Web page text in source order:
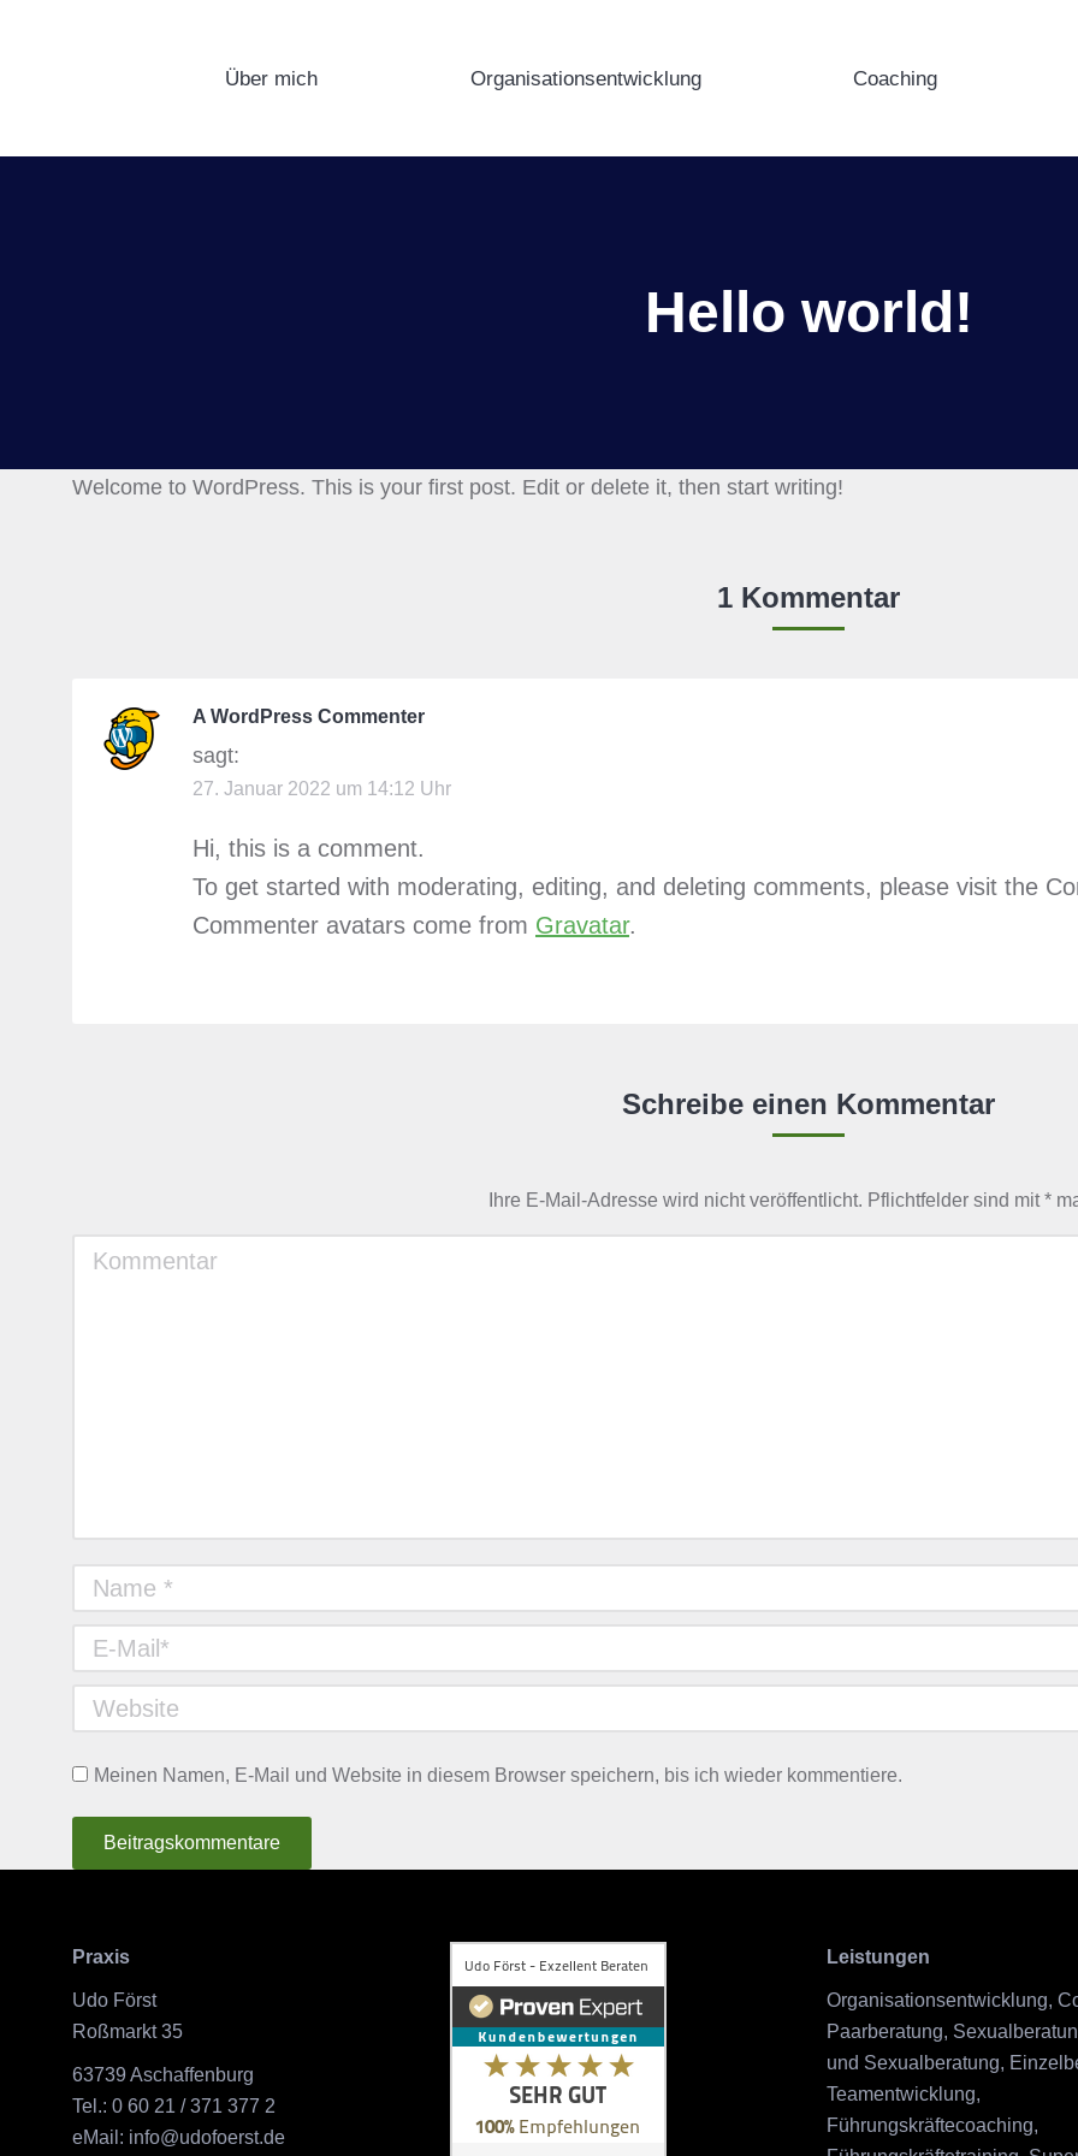
Über mich Organisationsentwicklung Coaching
Hello world!
Welcome to WordPress. This is your first post. Edit or delete it, then start writing!
1 Kommentar
A WordPress Commenter
sagt:
27. Januar 2022 um 14:12 Uhr
Hi, this is a comment.
To get started with moderating, editing, and deleting comments, please visit the
Commenter avatars come from Gravatar.
Schreibe einen Kommentar
Ihre E-Mail-Adresse wird nicht veröffentlicht. Pflichtfelder sind mit*
Kommentar
Name *
E-Mail *
Website
Meinen Namen, E-Mail und Website in diesem Browser speichern, bis ich wieder kommentiere.
Beitragskommentare
Praxis
Udo Först
Roßmarkt 35
63739 Aschaffenburg
Tel.: 0 60 21 / 371 377 2
eMail: info@udofoerst.de
Leistungen
Organisationsentwicklung,
Paarberatung,
und Sexualberatung,
Teamentwicklung,
Führungskräftecoaching,